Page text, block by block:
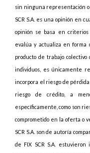
sin ninguna representación
SCR S.A. es una opinión en
opinión se basa en criterios
evalúa y actualiza en forma
producto de trabajo colectivo
individuos, es únicamente
incorpora el riesgo de
riesgo de crédito, a
específicamente, como son
comprometido en la oferta o
SCR S.A. son de autoría
de FIX SCR S.A.